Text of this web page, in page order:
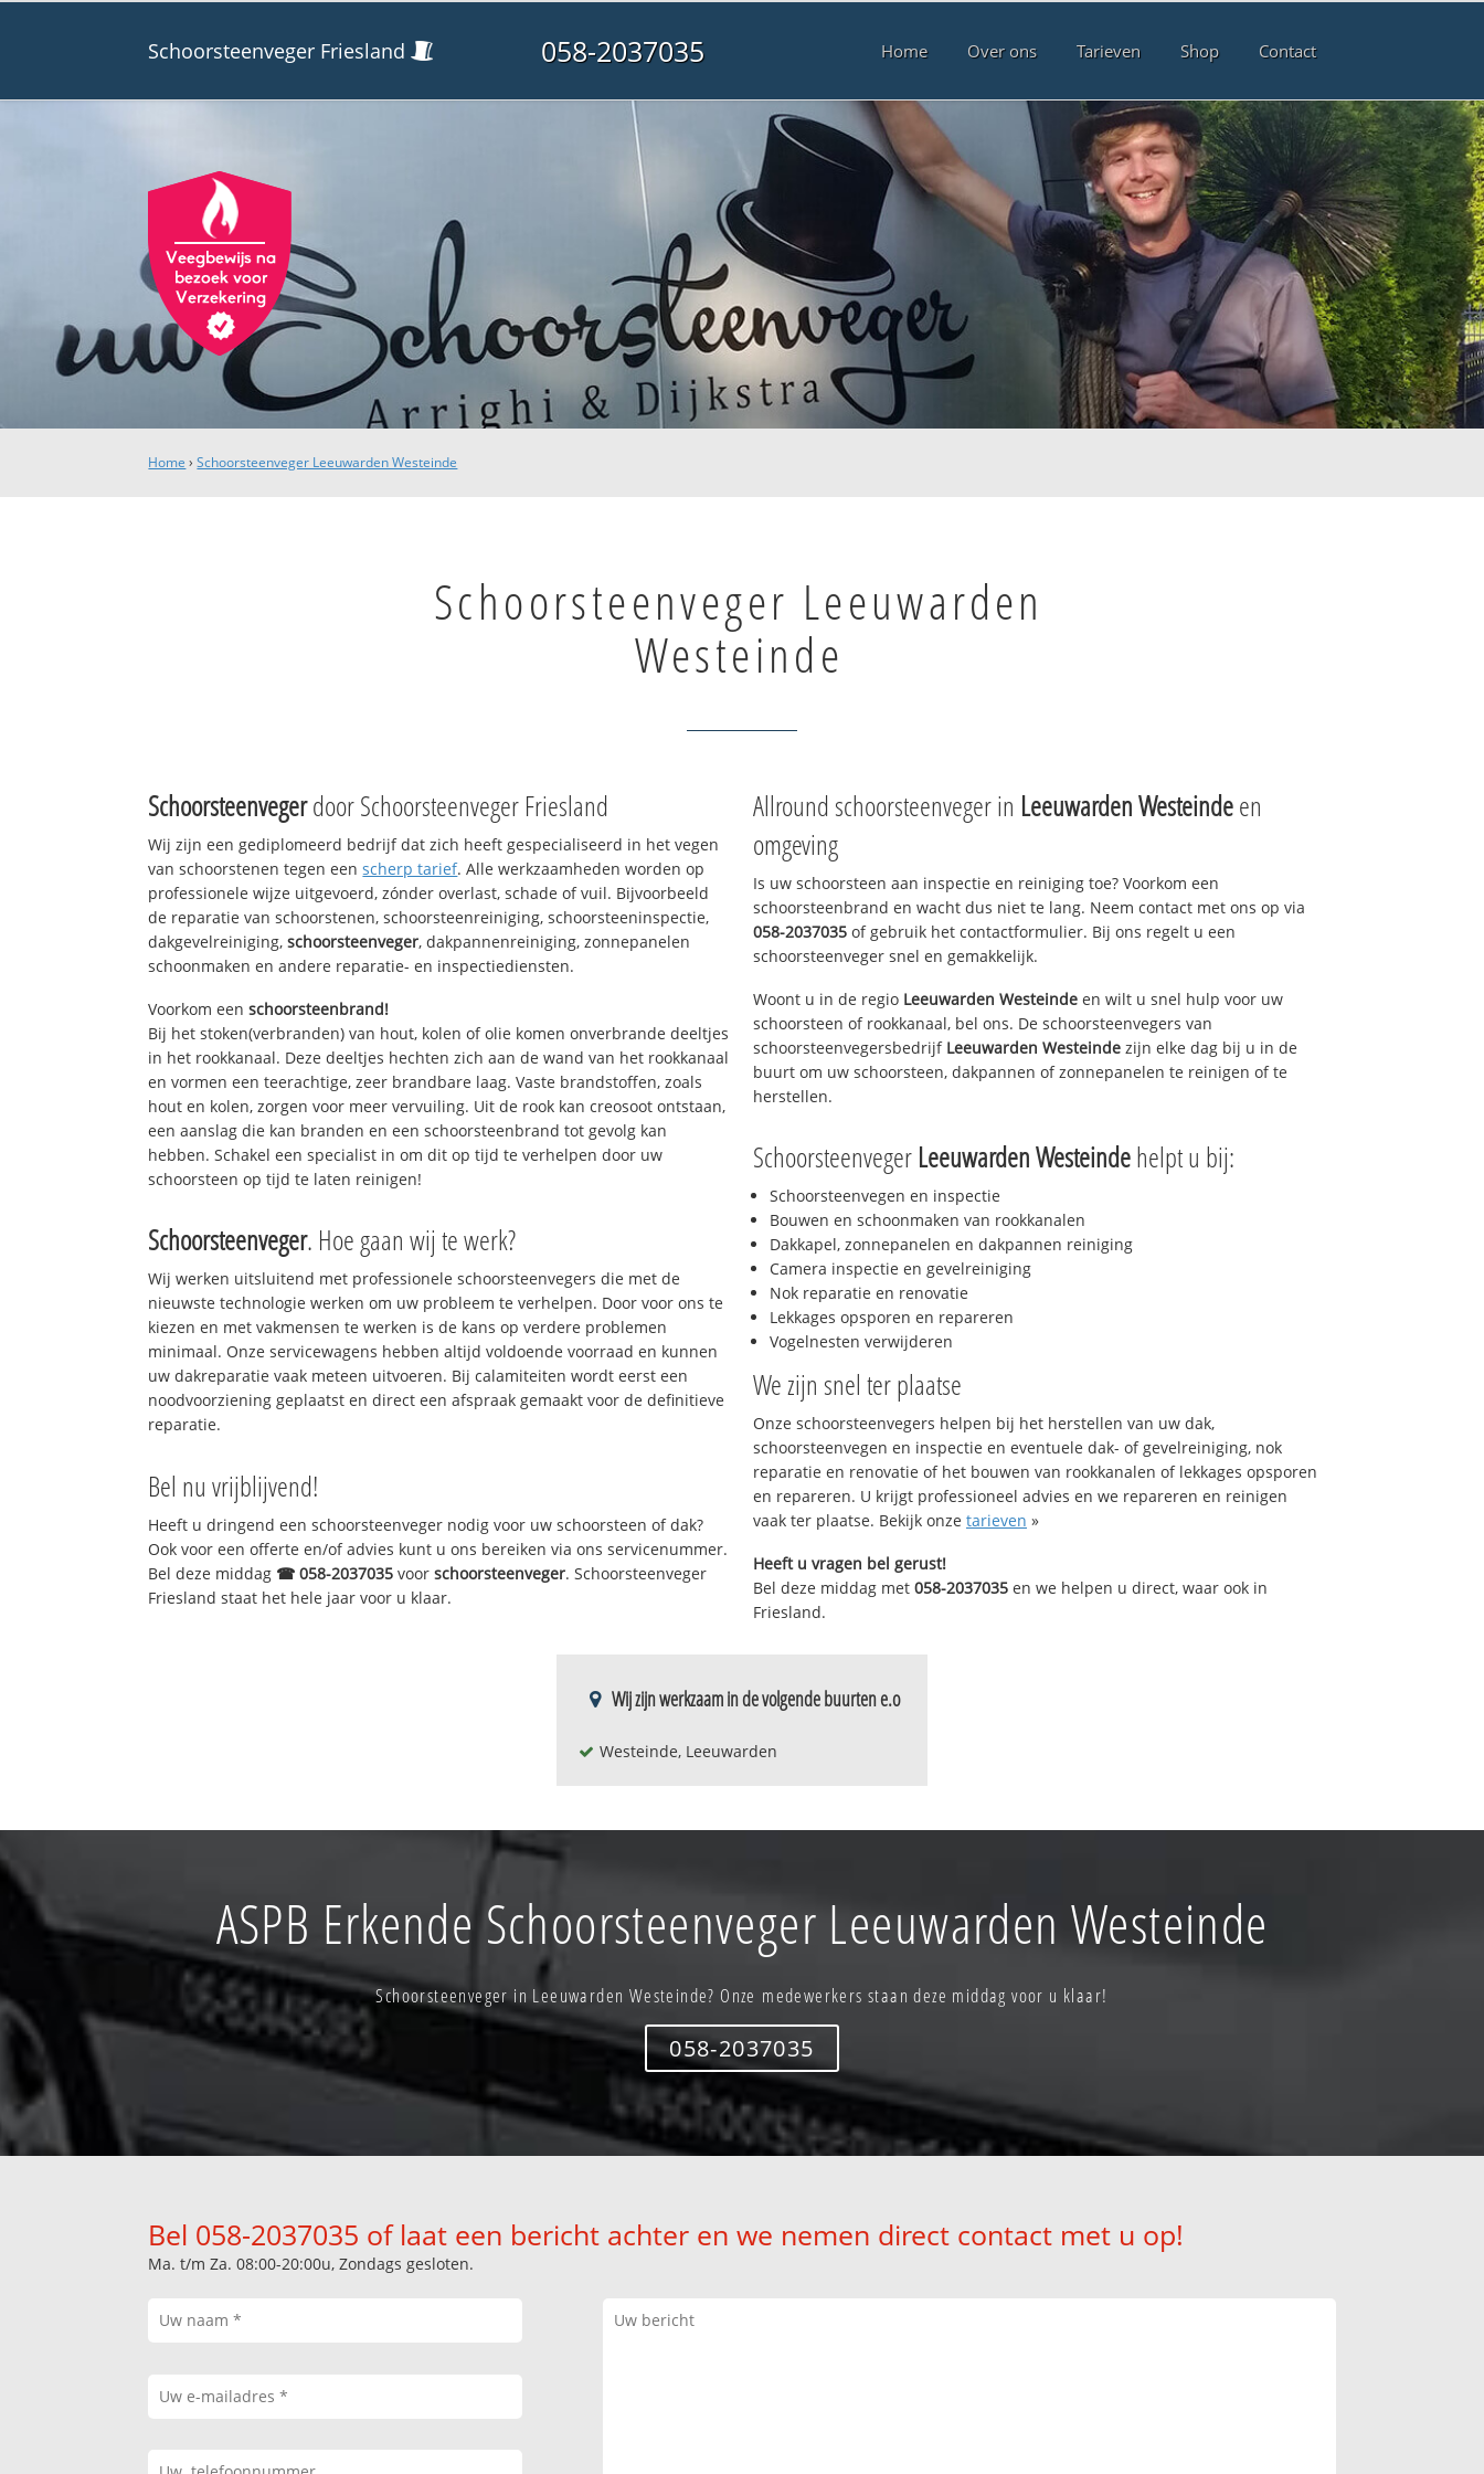
Schoorsteenveger Friesland 058-2037035 Home Over ons Tarieven Shop Contact
Home ›Schoorsteenveger Leeuwarden Westeinde
Schoorsteenveger Leeuwarden
Westeinde
Schoorsteenvegerdoor Schoorsteenveger Friesland
Wij zijn een gediplomeerd bedrijf dat zich heeft gespecialiseerd in het vegen
van schoorstenen tegen eenscherp tarief. Alle werkzaamheden worden op
professionele wijze uitgevoerd, zónder overlast, schade of vuil. Bijvoorbeeld
de reparatie van schoorstenen, schoorsteenreiniging, schoorsteeninspectie,
dakgevelreiniging,schoorsteenveger, dakpannenreiniging, zonnepanelen
schoonmaken en andere reparatie- en inspectiediensten.
Voorkom eenschoorsteenbrand!
Bij het stoken(verbranden) van hout, kolen of olie komen onverbrande deeltjes
in het rookkanaal. Deze deeltjes hechten zich aan de wand van het rookkanaal
en vormen een teerachtige, zeer brandbare laag. Vaste brandstoffen, zoals
hout en kolen, zorgen voor meer vervuiling. Uit de rook kan creosoot ontstaan,
een aanslag die kan branden en een schoorsteenbrand tot gevolg kan
hebben. Schakel een specialist in om dit op tijd te verhelpen door uw
schoorsteen op tijd te laten reinigen!
Schoorsteenveger. Hoe gaan wij te werk?
Wij werken uitsluitend met professionele schoorsteenvegers die met de
nieuwste technologie werken om uw probleem te verhelpen. Door voor ons te
kiezen en met vakmensen te werken is de kans op verdere problemen
minimaal. Onze servicewagens hebben altijd voldoende voorraad en kunnen
uw dakreparatie vaak meteen uitvoeren. Bij calamiteiten wordt eerst een
noodvoorziening geplaatst en direct een afspraak gemaakt voor de definitieve
reparatie.
Bel nu vrijblijvend!
Heeft u dringend een schoorsteenveger nodig voor uw schoorsteen of dak?
Ook voor een offerte en/of advies kunt u ons bereiken via ons servicenummer.
Bel deze middag ☎058-2037035 voorschoorsteenveger. Schoorsteenveger
Friesland staat het hele jaar voor u klaar.
Allround schoorsteenveger in Leeuwarden Westeindeen
omgeving
Is uw schoorsteen aan inspectie en reiniging toe? Voorkom een
schoorsteenbrand en wacht dus niet te lang. Neem contact met ons op via
058-2037035 of gebruik het contactformulier. Bij ons regelt u een
schoorsteenveger snel en gemakkelijk.
Woont u in de regio Leeuwarden Westeinde en wilt u snel hulp voor uw
schoorsteen of rookkanaal, bel ons. De schoorsteenvegers van
schoorsteenvegersbedrijf Leeuwarden Westeinde zijn elke dag bij u in de
buurt om uw schoorsteen, dakpannen of zonnepanelen te reinigen of te
herstellen.
Schoorsteenveger Leeuwarden Westeindehelpt u bij:
Schoorsteenvegen en inspectie
Bouwen en schoonmaken van rookkanalen
Dakkapel, zonnepanelen en dakpannen reiniging
Camera inspectie en gevelreiniging
Nok reparatie en renovatie
Lekkages opsporen en repareren
Vogelnesten verwijderen
We zijn snel ter plaatse
Onze schoorsteenvegers helpen bij het herstellen van uw dak,
schoorsteenvegen en inspectie en eventuele dak- of gevelreiniging, nok
reparatie en renovatie of het bouwen van rookkanalen of lekkages opsporen
en repareren. U krijgt professioneel advies en we repareren en reinigen
vaak ter plaatse. Bekijk onze tarieven »
Heeft u vragen bel gerust!
Bel deze middag met 058-2037035 en we helpen u direct, waar ook in
Friesland.
Wij zijn werkzaam in de volgende buurten e.o
Westeinde, Leeuwarden
ASPB Erkende Schoorsteenveger Leeuwarden Westeinde
Schoorsteenveger in Leeuwarden Westeinde? Onze medewerkers staan deze middag voor u klaar!
058-2037035
Bel 058-2037035 of laat een bericht achter en we nemen direct contact met u op!
Ma. t/m Za. 08:00-20:00u, Zondags gesloten.